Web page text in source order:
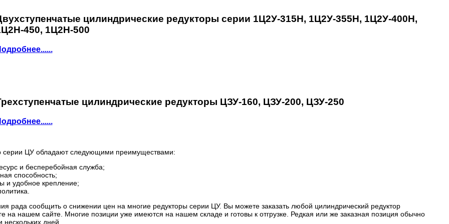
цилиндрические редукторы серии 1Ц2У-315Н, 1Ц2У-355Н, 1Ц2У-400Н,
450, 1Ц2Н-500
цилиндрические редукторы ЦЗУ-160, ЦЗУ-200, ЦЗУ-250
серии ЦУ обладают следующими преимуществами:
и бесперебойная служба;
способность;
и удобное крепление;
рада сообщить о снижении цен на многие редукторы серии ЦУ. Вы можете заказать любой цилиндрический редуктор
на нашем сайте. Многие позиции уже имеются на нашем складе и готовы к отгрузке. Редкая или же заказная позиция обычно
нескольких дней.